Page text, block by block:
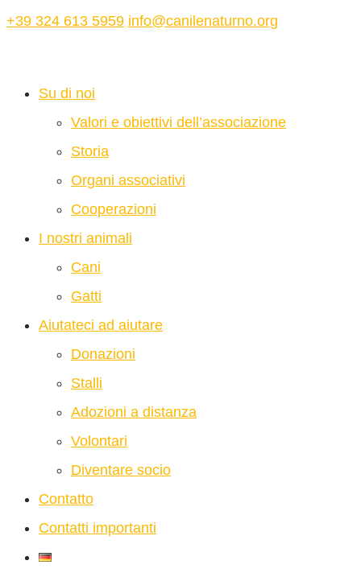
+39 324 613 5959 info@canilenaturno.org
Su di noi
Valori e obiettivi dell’associazione
Storia
Organi associativi
Cooperazioni
I nostri animali
Cani
Gatti
Aiutateci ad aiutare
Donazioni
Stalli
Adozioni a distanza
Volontari
Diventare socio
Contatto
Contatti importanti